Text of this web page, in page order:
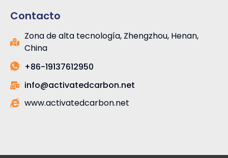
Contacto
Zona de alta tecnología, Zhengzhou, Henan,
China
+86-19137612950
info@activatedcarbon.net
www.activatedcarbon.net